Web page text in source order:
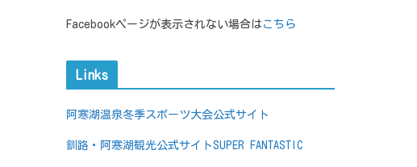
Facebookページが表示されない場合は こちら
Links
阿寒湖温泉冬季スポーツ大会公式サイト
釧路・阿寒湖観光公式サイトSUPER FANTASTIC